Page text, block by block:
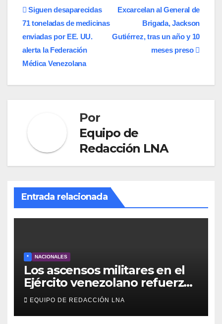
Navegación
de
entradas
Excarcelan al General de
Brigada, Jackson
Gutiérrez, tras un año y 10
meses preso
Siguen desaparecidas
71 toneladas de medicinas
enviadas por EE. UU.
alerta la Federación
Médica Venezolana
Por
Equipo de
Redacción LNA
Entrada relacionada
* NACIONALES
Los ascensos militares en el
Ejército venezolano refuerzan
el control político y operativo
de la Fuerza Armada
EQUIPO DE REDACCIÓN LNA